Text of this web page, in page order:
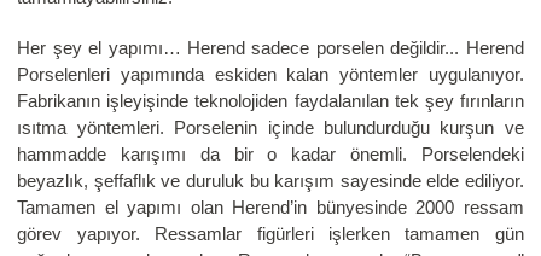
Her şey el yapımı… Herend sadece porselen değildir... Herend
Porselenleri yapımında eskiden kalan yöntemler uygulanıyor.
Fabrikanın işleyişinde teknolojiden faydalanılan tek şey fırınların
ısıtma yöntemleri. Porselenin içinde bulundurduğu kurşun ve
hammadde karışımı da bir o kadar önemli. Porselendeki
beyazlık, şeffaflık ve duruluk bu karışım sayesinde elde ediliyor.
Tamamen el yapımı olan Herend’in bünyesinde 2000 ressam
görev yapıyor. Ressamlar figürleri işlerken tamamen gün